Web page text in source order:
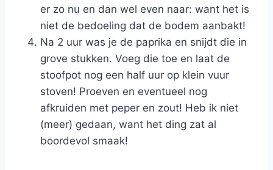
er zo nu en dan wel even naar: want het is
niet de bedoeling dat de bodem aanbakt!
Na 2 uur was je de paprika en snijdt die in
grove stukken. Voeg die toe en laat de
stoofpot nog een half uur op klein vuur
stoven! Proeven en eventueel nog
afkruiden met peper en zout! Heb ik niet
(meer) gedaan, want het ding zat al
boordevol smaak!